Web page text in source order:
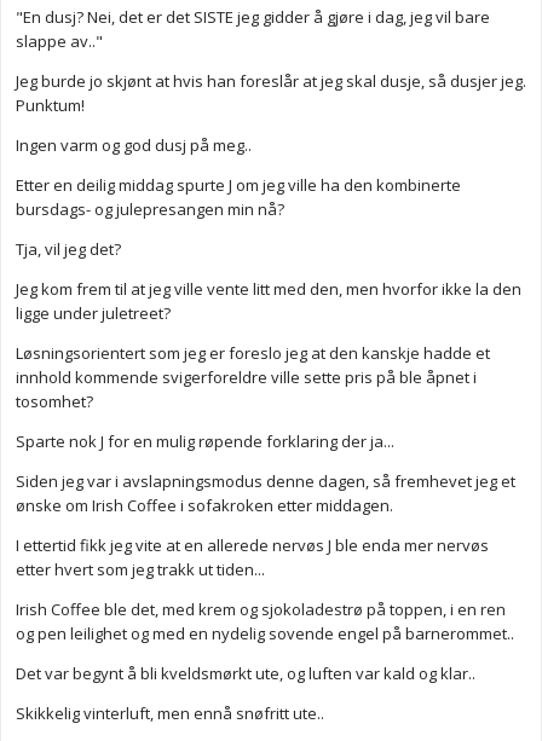
"En dusj? Nei, det er det SISTE jeg gidder å gjøre i dag, jeg vil bare
slappe av.."
Jeg burde jo skjønt at hvis han foreslår at jeg skal dusje, så dusjer jeg.
Punktum!
Ingen varm og god dusj på meg..
Etter en deilig middag spurte J om jeg ville ha den kombinerte
bursdags- og julepresangen min nå?
Tja, vil jeg det?
Jeg kom frem til at jeg ville vente litt med den, men hvorfor ikke la den
ligge under juletreet?
Løsningsorientert som jeg er foreslo jeg at den kanskje hadde et
innhold kommende svigerforeldre ville sette pris på ble åpnet i
tosomhet?
Sparte nok J for en mulig røpende forklaring der ja...
Siden jeg var i avslapningsmodus denne dagen, så fremhevet jeg et
ønske om Irish Coffee i sofakroken etter middagen.
I ettertid fikk jeg vite at en allerede nervøs J ble enda mer nervøs
etter hvert som jeg trakk ut tiden...
Irish Coffee ble det, med krem og sjokoladestrø på toppen, i en ren
og pen leilighet og med en nydelig sovende engel på barnerommet..
Det var begynt å bli kveldsmørkt ute, og luften var kald og klar..
Skikkelig vinterluft, men ennå snøfritt ute..